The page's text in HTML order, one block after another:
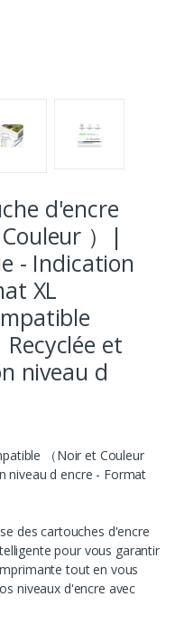
d'encre
）|
- Indication
XL
et
niveau d
（Noir et Couleur
niveau d encre - Format
des cartouches d'encre
pour vous garantir
tout en vous
niveaux d'encre avec